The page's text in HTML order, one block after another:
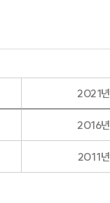
2021년
2016년
2011년